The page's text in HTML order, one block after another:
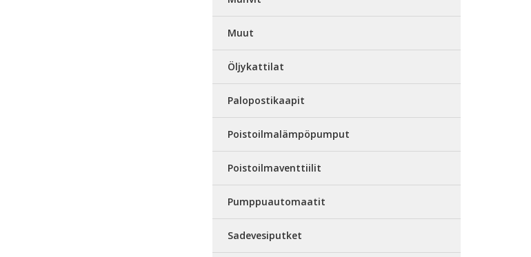
Muut
Öljykattilat
Palopostikaapit
Poistoilmalämpöpumput
Poistoilmaventtiilit
Pumppuautomaatit
Sadevesiputket